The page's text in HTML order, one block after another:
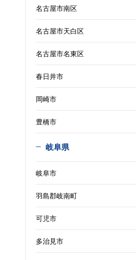
名古屋市南区
名古屋市天白区
名古屋市名東区
春日井市
岡崎市
豊橋市
岐阜県
岐阜市
羽島郡岐南町
可児市
多治見市